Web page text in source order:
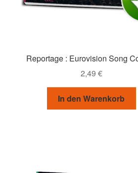
Reportage : Eurovision Song
2,49 €
In den Warenkorb